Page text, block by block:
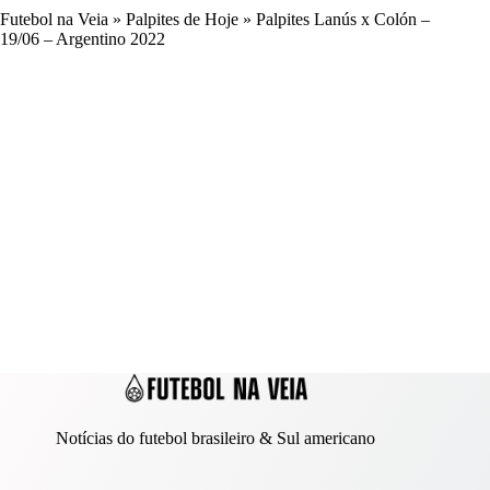
Futebol na Veia » Palpites de Hoje » Palpites Lanús x Colón –
19/06 – Argentino 2022
Notícias do futebol brasileiro & Sul americano